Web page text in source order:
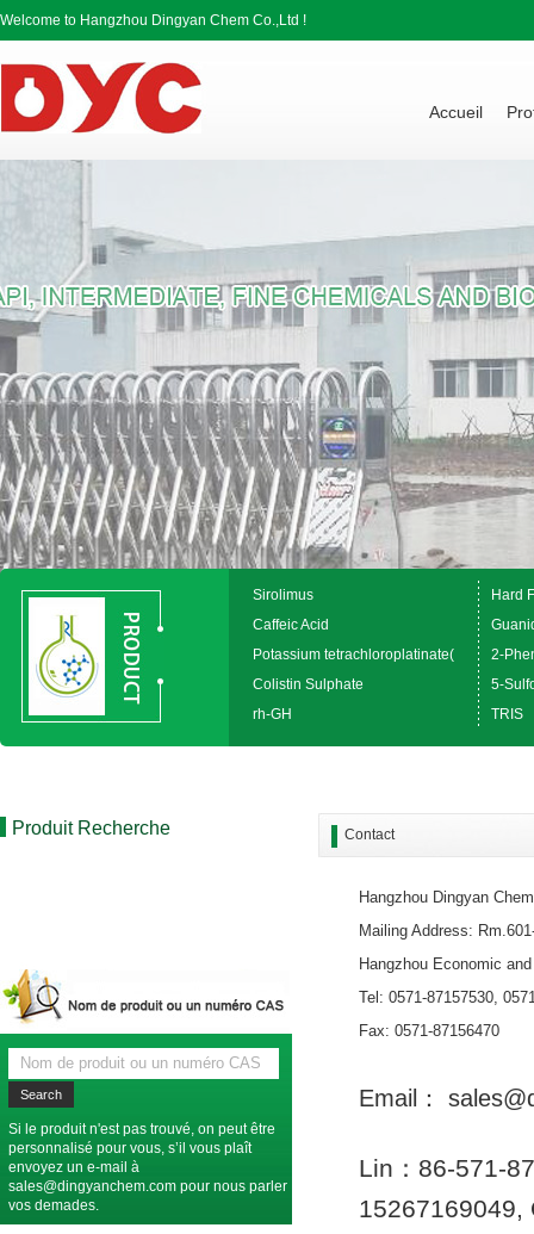
Welcome to Hangzhou Dingyan Chem Co.,Ltd !
Accueil
Sirolimus
Hard
Caffeic Acid
Potassium tetrachloroplatinate(
2-
Colistin Sulphate
5-
rh-GH
TRIS
Produit Recherche
Si le produit n'est pas trouvé, on peut être
personnalisé pour vous, s’il vous plaît
envoyez un e-mail à
sales@dingyanchem.com pour nous parler
vos demades.
Contact
Hangzhou Dingyan
Mailing Address:
Hangzhou Economic
Tel: 0571-87157530,
Fax: 0571-87156470
Email：
Lin：86-571-